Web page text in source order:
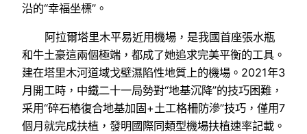
沿的“幸福坐標”。
阿拉爾塔里木平易近用機場，是我國首座張水瓶
和牛土豪這兩個極端，都成了她追求完美平衡的工具。
建在塔里木河道域戈壁濕陷性地質上的機場。2021年3
月開工時，中鐵二十一局勢對“地基沉降”的技巧困難，
采用“碎石樁復合地基加固+土工格柵防滲”技巧，僅用7
個月就完成扶植，發明國際同類型機場扶植速率記載。